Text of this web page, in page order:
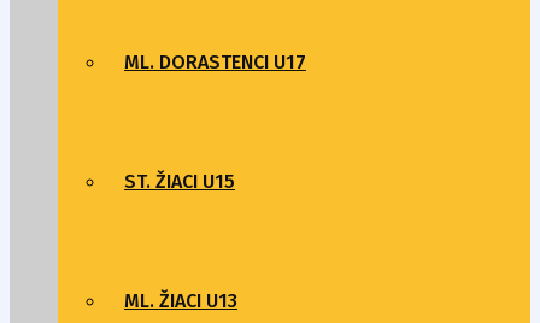
ML. DORASTENCI U17
ST. ŽIACI U15
ML. ŽIACI U13